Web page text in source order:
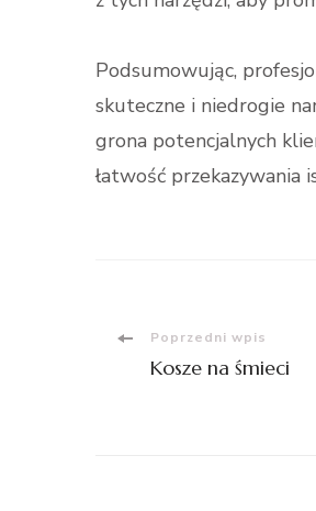
Podsumowując,
skuteczne i niedrogie
grona potencjalnych
łatwość przekazywania
Nawigacja
Poprzedni wpis
Kosze na śmieci